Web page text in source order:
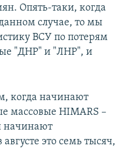
Опять-таки, когда
случае, то мы
ВСУ по потерям
"ДНР" и "ЛНР", и
когда начинают
массовые HIMARS –
начинают
это семь тысяч,